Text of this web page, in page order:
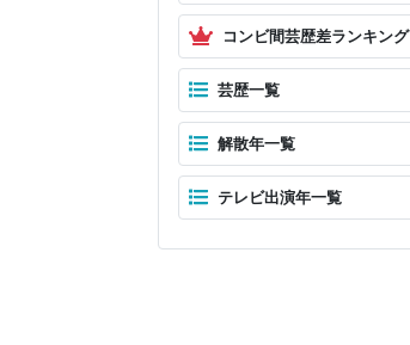
コンビ間芸歴差ランキング
芸歴一覧
解散年一覧
テレビ出演年一覧